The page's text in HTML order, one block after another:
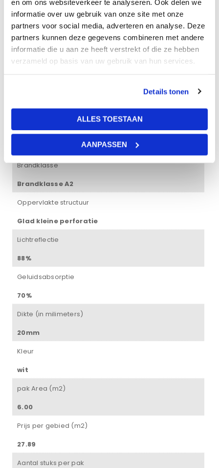
en om ons websiteverkeer te analyseren. Ook delen we
informatie over uw gebruik van onze site met onze
partners voor social media, adverteren en analyse. Deze
partners kunnen deze gegevens combineren met andere
informatie die u aan ze heeft verstrekt of die ze hebben
verzameld op basis van uw gebruik van hun services.
Details tonen
ALLES TOESTAAN
AANPASSEN
Gewicht
36 kg
Afmetingen
95%
Brandklasse
Brandklasse A2
Oppervlakte structuur
Glad kleine perforatie
Lichtreflectie
88%
Geluidsabsorptie
70%
Dikte (in milimeters)
20mm
Kleur
wit
pak Area (m2)
6.00
Prijs per gebied (m2)
27.89
Aantal stuks per pak